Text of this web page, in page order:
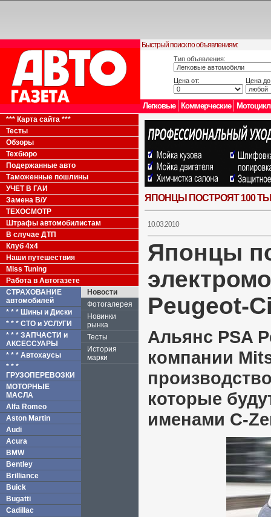
Быстрый поиск по объявлениям:
Тип объявления:
Цена от: Цена
Легковые Коммерческие
*** Карта сайта ***
Тесты
Обзоры
Техбюро
Подержанные авто
Таможенные пошлины
УЧЕТ В ГАИ
Замена В/У
ТЕХОСМОТР
Штрафы автомобилистам
В случае ДТП
Клуб 4x4
Наши путешествия
Miss Tuning
Работа в Автогазете
СТРАХОВАНИЕ
автомобилей
* * * Шины и Диски
* * * СТО и УСЛУГИ
* * * ЗАПЧАСТИ и
АКСЕССУАРЫ
* * * Автохаусы
* * *
ГРУЗОПЕРЕВОЗКИ
МОТОРНЫЕ
МАСЛА
Alfa Romeo
Aston Martin
Audi
Acura
BMW
Bentley
Brilliance
Buick
Bugatti
Cadillac
Новости
Фотогалерея
Новинки
рынка
Тесты
История
марки
ЯПОНЦЫ ПОСТРОЯТ 100
10.03.2010
Японцы
Peugeot-
Альянс PSA
компании
которые
именами C-